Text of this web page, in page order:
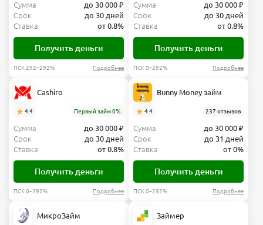
Сумма
до 30 000 ₽
Срок
до 30 дней
Ставка
от 0.8%
Получить деньги
ПСК 292–292% Подробнее
Сумма
до 30 000 ₽
Срок
до 30 дней
Ставка
от 0.8%
Получить деньги
ПСК 0–292% Подробнее
Cashiro
4.4 Первый займ 0%
Сумма
до 30 000 ₽
Срок
до 30 дней
Ставка
от 0.8%
Получить деньги
ПСК 0–292% Подробнее
Bunny Money займ
4.4 237 отзывов
Сумма
до 30 000 ₽
Срок
до 31 дней
Ставка
от 0%
Получить деньги
ПСК 0–292% Подробнее
МикроЗайм Займер